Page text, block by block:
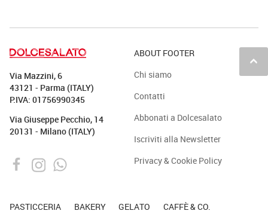
keyboard_arrow_up
Via Mazzini, 6
43121 - Parma (ITALY)
P.IVA: 01756990345
Via Giuseppe Pecchio, 14
20131 - Milano (ITALY)
ABOUT FOOTER
Chi siamo
Contatti
Abbonati a Dolcesalato
Iscriviti alla Newsletter
Privacy & Cookie Policy
PASTICCERIA BAKERY GELATO CAFFÈ & CO.